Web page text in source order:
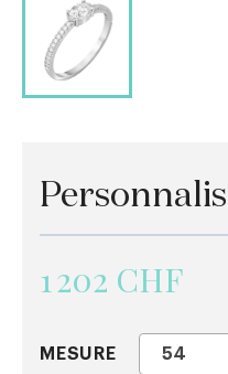
1 202 CHF
MESURE 54